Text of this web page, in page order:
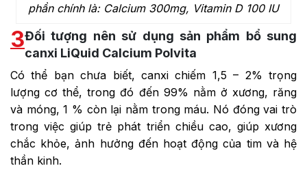
phần chính là: Calcium 300mg, Vitamin D 100 IU
3Đối tượng nên sử dụng sản phẩm bổ sung
canxi LiQuid Calcium Polvita
Có thể bạn chưa biết, canxi chiếm 1,5 – 2% trọng
lượng cơ thể, trong đó đến 99% nằm ở xương, răng
và móng, 1 % còn lại nằm trong máu. Nó đóng vai trò
trong việc giúp trẻ phát triển chiều cao, giúp xương
chắc khỏe, ảnh hưởng đến hoạt động của tim và hệ
thần kinh.